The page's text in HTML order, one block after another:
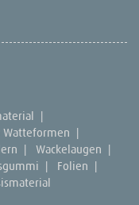
|
Watteformen |
| Wackelaugen |
| Folien |